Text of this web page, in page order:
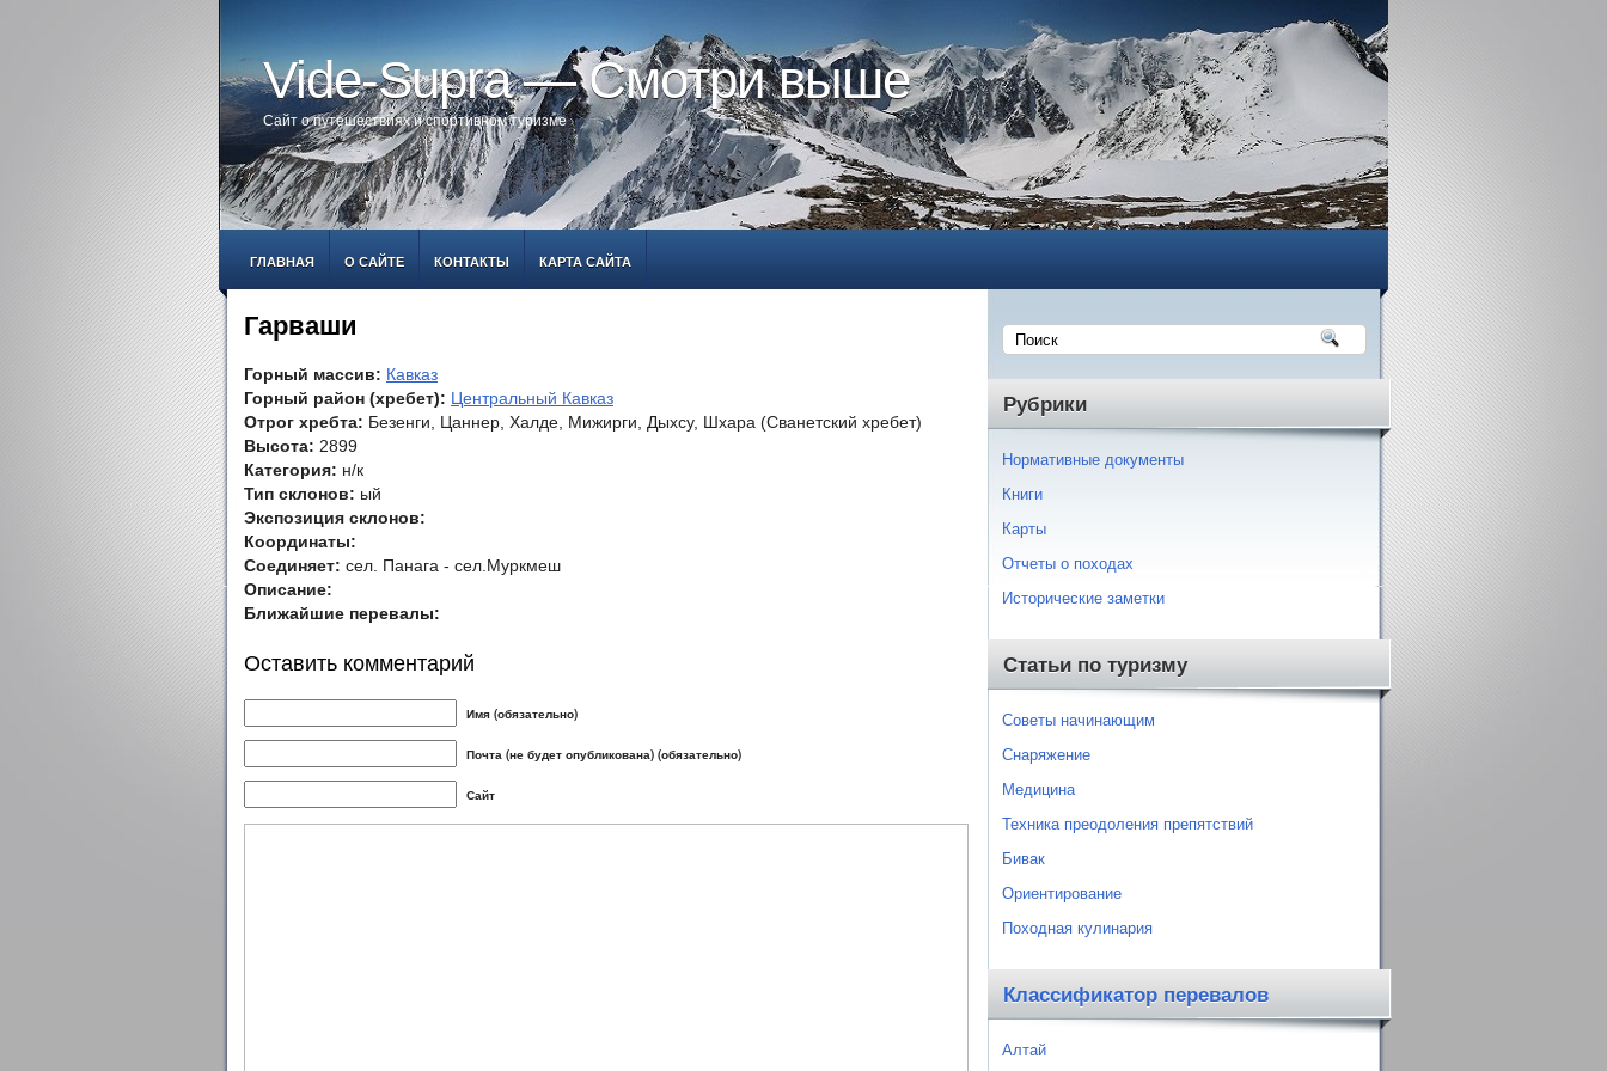
Vide-Supra — Смотри выше
Сайт о путешествиях и спортивном туризме
ГЛАВНАЯ О САЙТЕ КОНТАКТЫ КАРТА САЙТА
Гарваши
Горный массив: Кавказ
Горный район (хребет): Центральный Кавказ
Отрог хребта: Безенги, Цаннер, Халде, Мижирги, Дыхсу, Шхара (Сванетский хребет)
Высота: 2899
Категория: н/к
Тип склонов: ый
Экспозиция склонов:
Координаты:
Соединяет: сел. Панага - сел.Муркмеш
Описание:
Ближайшие перевалы:
Оставить комментарий
Имя (обязательно)
Почта (не будет опубликована) (обязательно)
Сайт
Рубрики
Нормативные документы
Книги
Карты
Отчеты о походах
Исторические заметки
Статьи по туризму
Советы начинающим
Снаряжение
Медицина
Техника преодоления препятствий
Бивак
Ориентирование
Походная кулинария
Классификатор перевалов
Алтай